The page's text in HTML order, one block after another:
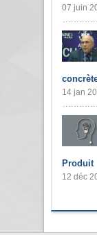
07 juin
14 jan
Produit
12 déc